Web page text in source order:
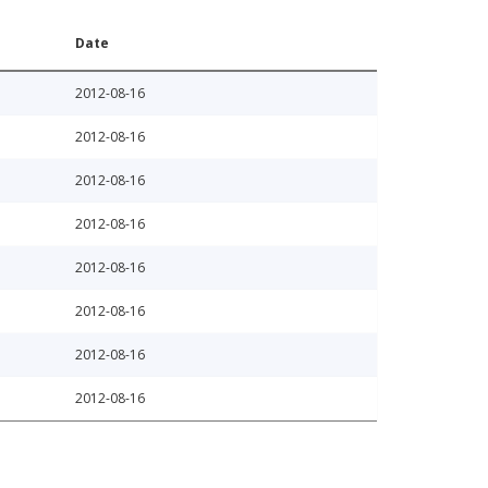
Date
2012-08-16
2012-08-16
2012-08-16
2012-08-16
2012-08-16
2012-08-16
2012-08-16
2012-08-16